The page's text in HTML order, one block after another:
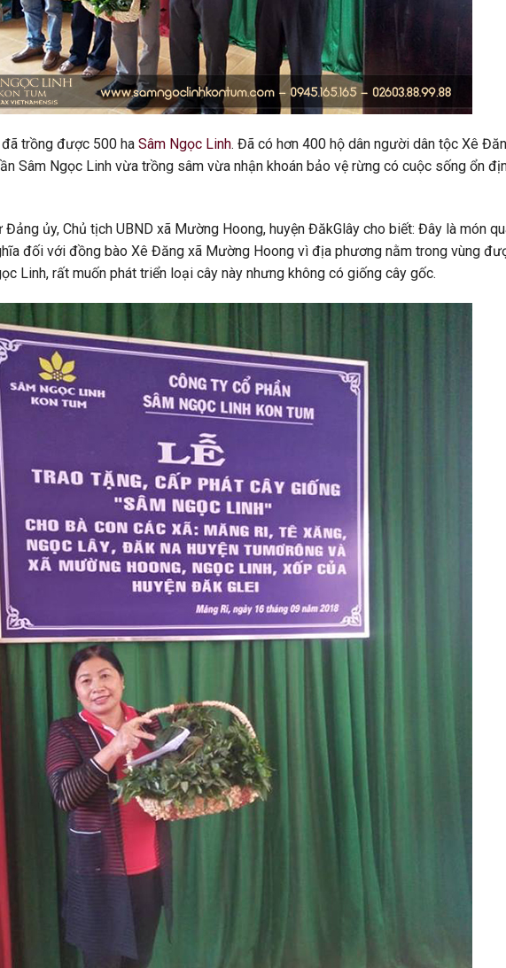
đã trồng được 500 ha Sâm Ngọc Linh. Đã có hơn 400 hộ dân người dân tộc Xê
Sâm Ngọc Linh vừa trồng sâm vừa nhận khoán bảo vệ rừng có cuộc sống ổn
Đảng ủy, Chủ tịch UBND xã Mường Hoong, huyện ĐăkGlây cho biết: Đây là món
đối với đồng bào Xê Đăng xã Mường Hoong vì địa phương nằm trong vùng
Linh, rất muốn phát triển loại cây này nhưng không có giống cây gốc.